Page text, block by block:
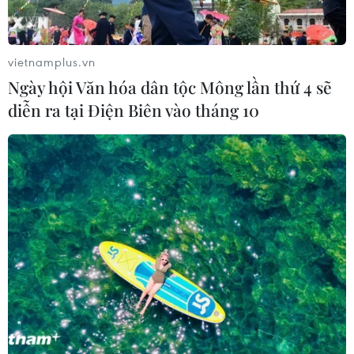
Italy và Hy Lạp trở thành điểm nóng
06/08/2026 13:24
WHO ghi nhận tín hiệu tích cực từ
thử nghiệm điều trị Ebola tại Congo
04/08/2026 22:42
Báo động xu hướng gia tăng người
trẻ mắc ung thư
04/08/2026 14:10
vietnamplus.vn
Ngày hội Văn hóa dân tộc Mông lần thứ 4 sẽ
diễn ra tại Điện Biên vào tháng 10